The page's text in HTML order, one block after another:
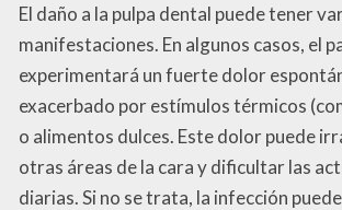
El daño a la pulpa dental puede tener
manifestaciones. En algunos casos, el
experimentará un fuerte dolor
exacerbado por estímulos térmicos
o alimentos dulces. Este dolor puede
otras áreas de la cara y dificultar las
diarias. Si no se trata, la infección